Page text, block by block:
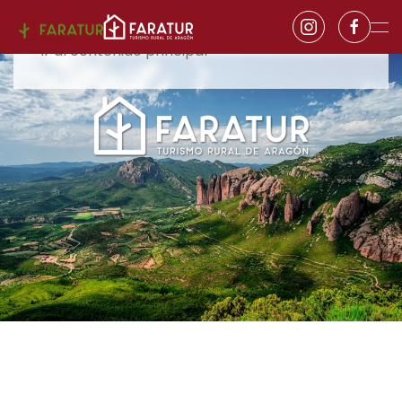
Ir al contenido principal